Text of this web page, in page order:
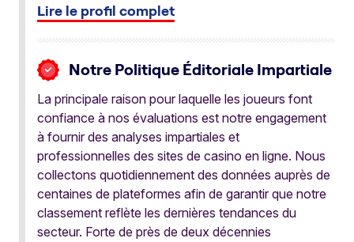
Lire le profil complet
Notre Politique Éditoriale Impartiale
La principale raison pour laquelle les joueurs font
confiance à nos évaluations est notre engagement
à fournir des analyses impartiales et
professionnelles des sites de casino en ligne. Nous
collectons quotidiennement des données auprès de
centaines de plateformes afin de garantir que notre
classement reflète les dernières tendances du
secteur. Forte de près de deux décennies